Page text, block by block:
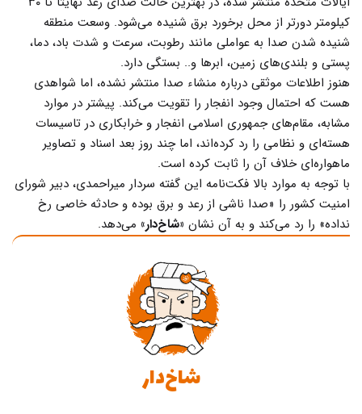
کیلومتر دورتر از محل برخورد برق شنیده می‌شود. وسعت منطقه
شنیده شدن صدا به عواملی مانند رطوبت، سرعت و شدت باد، دما،
پستی و بلندی‌های زمین، ابرها و.. بستگی دارد.
هنوز اطلاعات موثقی درباره منشاء صدا منتشر نشده، اما شواهدی
هست که احتمال وجود انفجار را تقویت می‌کند. پیشتر در موارد
مشابه، مقام‌های جمهوری اسلامی انفجار و خرابکاری در تاسیسات
هسته‌ای و نظامی را رد کرده‌اند، اما چند روز بعد اسناد و تصاویر
ماهواره‌ای خلاف آن را ثابت کرده است.
با توجه به موارد بالا فکت‌نامه این گفته سردار میراحمدی، دبیر شورای
امنیت کشور را «صدا ناشی از رعد و برق بوده و حادثه خاصی رخ
نداده‌» را رد می‌کند و به آن نشان «شاخ‌دار» می‌دهد.
شاخ‌دار